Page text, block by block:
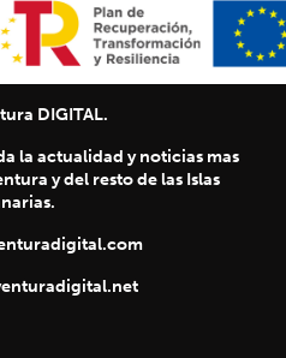
DIGITAL.
la actualidad y noticias mas
y del resto de las Islas